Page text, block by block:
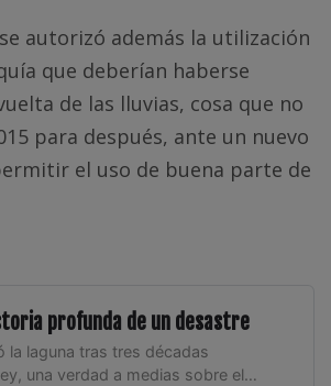
autorizó además la utilización
que deberían haberse
de las lluvias, cosa que no
para después, ante un nuevo
el uso de buena parte de
profunda de un desastre
la laguna tras tres décadas
una verdad a medias sobre el